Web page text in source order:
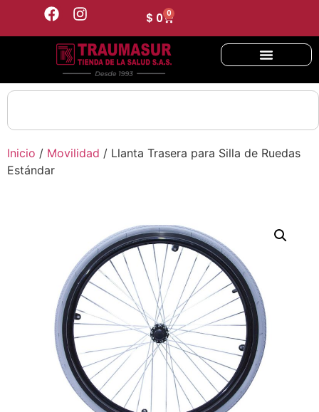
$ 0 0
Inicio / Movilidad / Llanta Trasera para Silla de Ruedas
Estándar